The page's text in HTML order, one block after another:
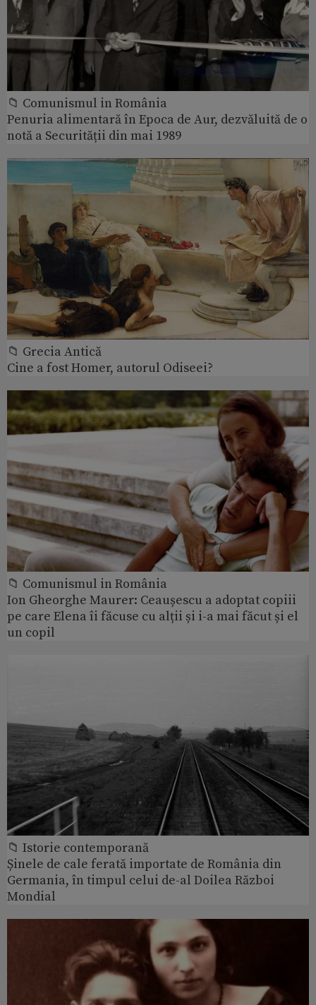
📁 Comunismul in România
Penuria alimentară în Epoca de Aur, dezvăluită de o
notă a Securității din mai 1989
📁 Grecia Antică
Cine a fost Homer, autorul Odiseei?
📁 Comunismul in România
Ion Gheorghe Maurer: Ceaușescu a adoptat copiii
pe care Elena îi făcuse cu alții și i-a mai făcut și el
un copil
📁 Istorie contemporană
Șinele de cale ferată importate de România din
Germania, în timpul celui de-al Doilea Război
Mondial